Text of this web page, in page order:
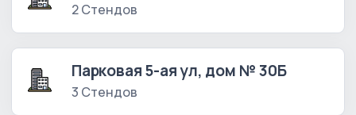
2 Стендов
Парковая 5-ая ул, дом № 30Б
3 Стендов